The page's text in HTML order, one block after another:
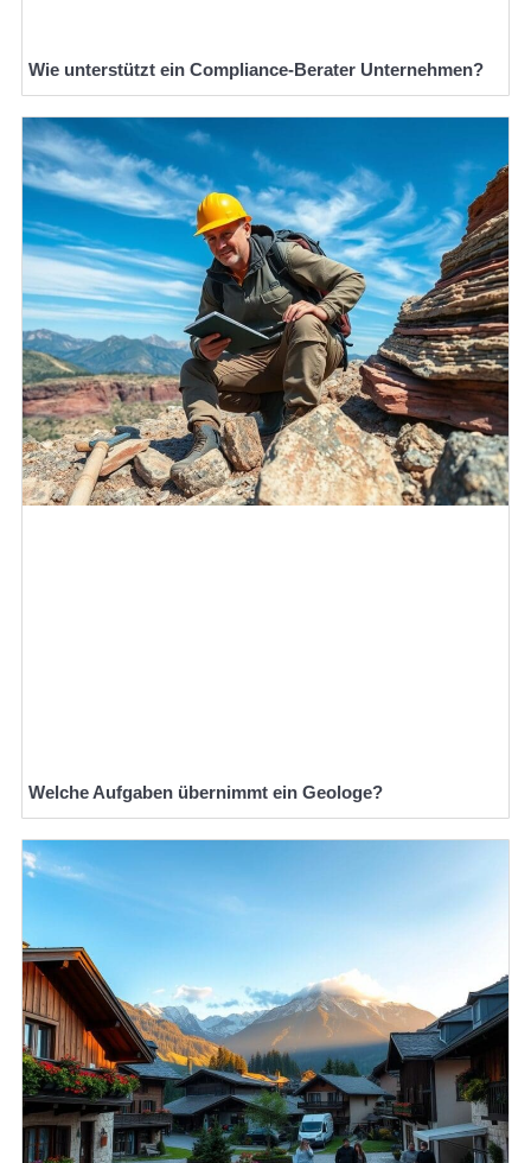
Wie unterstützt ein Compliance-Berater Unternehmen?
Welche Aufgaben übernimmt ein Geologe?